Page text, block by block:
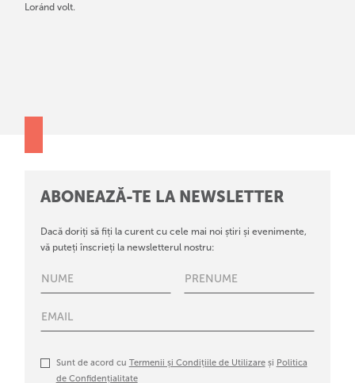
Loránd volt.
ABONEAZĂ-TE LA NEWSLETTER
Dacă doriți să fiți la curent cu cele mai noi știri și evenimente,
vă puteți înscrieți la newsletterul nostru:
Sunt de acord cu Termenii și Condițiile de Utilizareși Politica
de Confidențialitate